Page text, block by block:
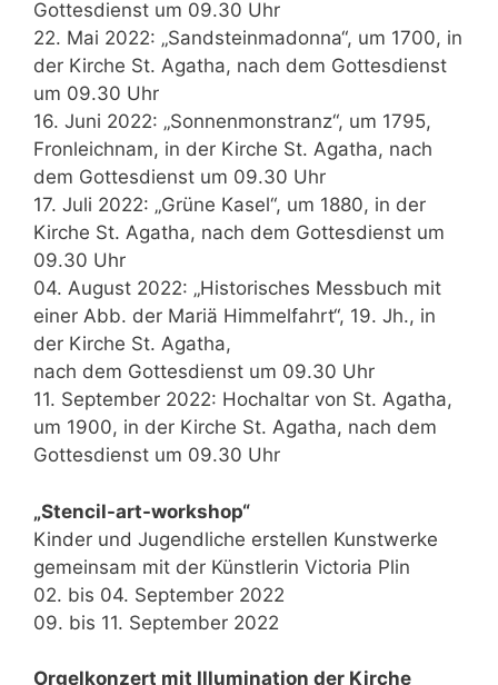
Gottesdienst um 09.30 Uhr
22. Mai 2022: „Sandsteinmadonna“, um 1700, in
der Kirche St. Agatha, nach dem Gottesdienst
um 09.30 Uhr
16. Juni 2022: „Sonnenmonstranz“, um 1795,
Fronleichnam, in der Kirche St. Agatha, nach
dem Gottesdienst um 09.30 Uhr
17. Juli 2022: „Grüne Kasel“, um 1880, in der
Kirche St. Agatha, nach dem Gottesdienst um
09.30 Uhr
04. August 2022: „Historisches Messbuch mit
einer Abb. der Mariä Himmelfahrt“, 19. Jh., in
der Kirche St. Agatha,
nach dem Gottesdienst um 09.30 Uhr
11. September 2022: Hochaltar von St. Agatha,
um 1900, in der Kirche St. Agatha, nach dem
Gottesdienst um 09.30 Uhr
„Stencil-art-workshop“
Kinder und Jugendliche erstellen Kunstwerke
gemeinsam mit der Künstlerin Victoria Plin
02. bis 04. September 2022
09. bis 11. September 2022
Orgelkonzert mit Illumination der Kirche